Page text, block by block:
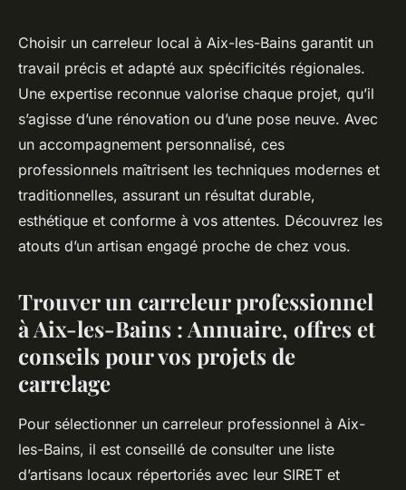
Les avantages de choisir un
carreleur à aix-les-bains
Salomé•6 juin 2025•6 min de lecture
Choisir un carreleur local à Aix-les-Bains garantit un
travail précis et adapté aux spécificités régionales.
Une expertise reconnue valorise chaque projet, qu’il
s’agisse d’une rénovation ou d’une pose neuve. Avec
un accompagnement personnalisé, ces
professionnels maîtrisent les techniques modernes et
traditionnelles, assurant un résultat durable,
esthétique et conforme à vos attentes. Découvrez les
atouts d’un artisan engagé proche de chez vous.
Trouver un carreleur professionnel
à Aix-les-Bains : Annuaire, offres et
conseils pour vos projets de
carrelage
Pour sélectionner un carreleur professionnel à Aix-
les-Bains, il est conseillé de consulter une liste
d’artisans locaux répertoriés avec leur SIRET et